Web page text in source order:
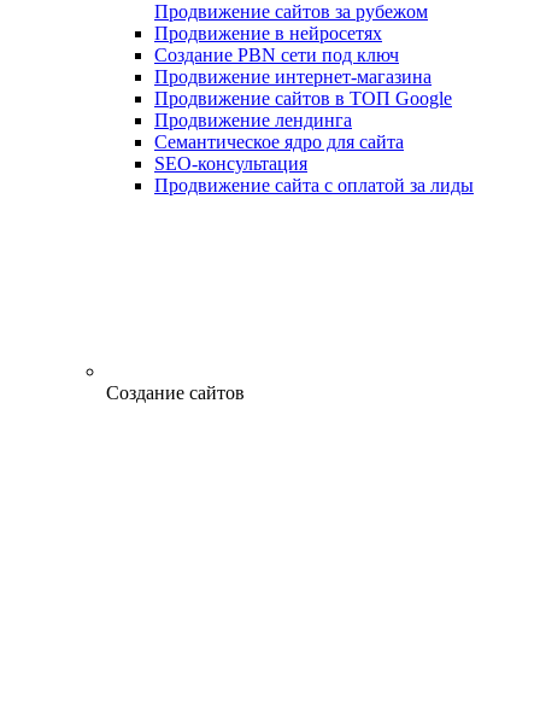
Продвижение сайтов за рубежом
Продвижение в нейросетях
Создание PBN сети под ключ
Продвижение интернет-магазина
Продвижение сайтов в ТОП Google
Продвижение лендинга
Семантическое ядро для сайта
SEO-консультация
Продвижение сайта с оплатой за лиды
Создание сайтов